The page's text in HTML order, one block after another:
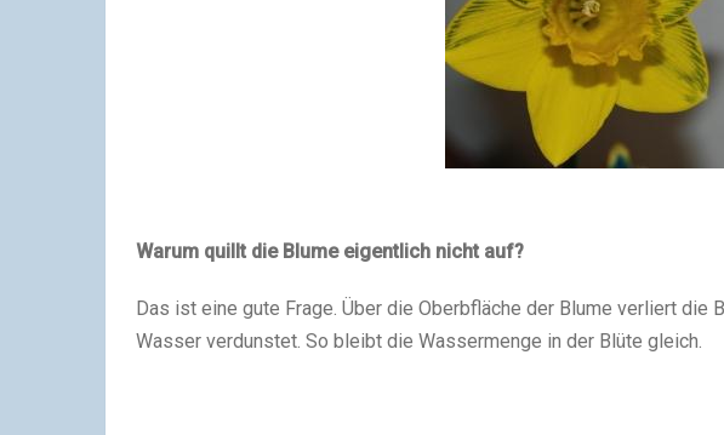
Warum quillt die Blume eigentlich nicht auf?
Das ist eine gute Frage. Über die Oberbfläche der Blume verliert die
Wasser verdunstet. So bleibt die Wassermenge in der Blüte gleich.